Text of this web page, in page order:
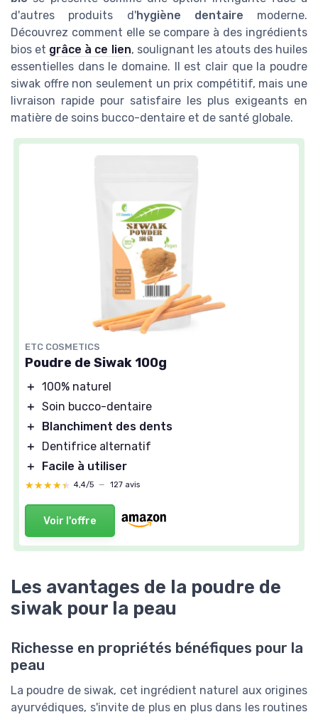
d'autres produits d'hygiène dentaire moderne.
Découvrez comment elle se compare à des ingrédients
bios et grâce à ce lien, soulignant les atouts des huiles
essentielles dans le domaine. Il est clair que la poudre
siwak offre non seulement un prix compétitif, mais une
livraison rapide pour satisfaire les plus exigeants en
matière de soins bucco-dentaire et de santé globale.
ETC COSMETICS
Poudre de Siwak 100g
＋ 100% naturel
＋ Soin bucco-dentaire
＋
Blanchiment des dents
＋
Dentifrice alternatif
＋
Facile à utiliser
★★★★★
★★★★★ 4,4/5 — 127 avis
Voir l'offre
Les avantages de la poudre de
siwak pour la peau
Richesse en propriétés bénéfiques pour la
peau
La poudre de siwak, cet ingrédient naturel aux origines
ayurvédiques, s'invite de plus en plus dans les routines